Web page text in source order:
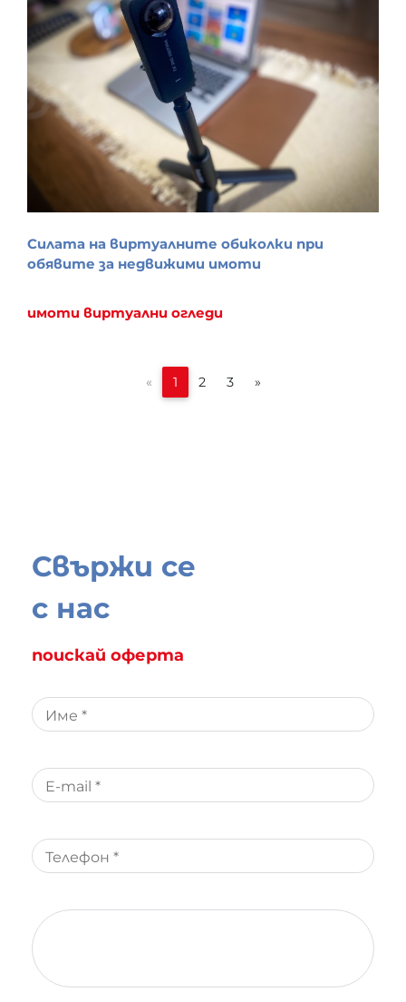
Силата на виртуалните обиколки при
обявите за недвижими имоти
имоти виртуални огледи
« 1 2 3 »
Свържи се
с нас
поискай оферта
Име *
E-mail *
Телефон *